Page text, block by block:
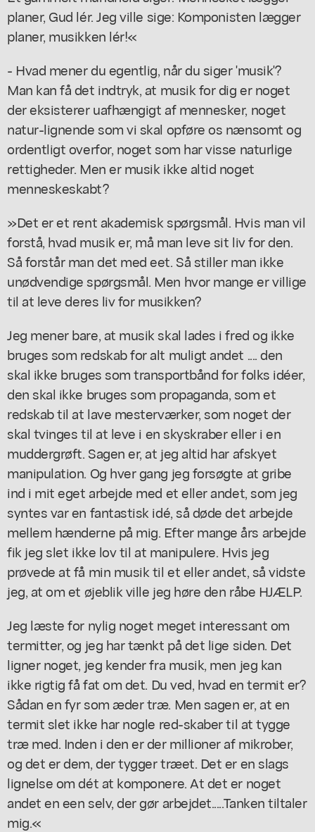
planer, Gud lér. Jeg ville sige: Komponisten lægger
planer, musikken lér!«
- Hvad mener du egentlig, når du siger 'musik'?
Man kan få det indtryk, at musik for dig er noget
der eksisterer uafhængigt af mennesker, noget
natur-lignende som vi skal opføre os nænsomt og
ordentligt overfor, noget som har visse naturlige
rettigheder. Men er musik ikke altid noget
menneskeskabt?
»Det er et rent akademisk spørgsmål. Hvis man vil
forstå, hvad musik er, må man leve sit liv for den.
Så forstår man det med eet. Så stiller man ikke
unødvendige spørgsmål. Men hvor mange er villige
til at leve deres liv for musikken?
Jeg mener bare, at musik skal lades i fred og ikke
bruges som redskab for alt muligt andet .... den
skal ikke bruges som transportbånd for folks idéer,
den skal ikke bruges som propaganda, som et
redskab til at lave mesterværker, som noget der
skal tvinges til at leve i en skyskraber eller i en
muddergrøft. Sagen er, at jeg altid har afskyet
manipulation. Og hver gang jeg forsøgte at gribe
ind i mit eget arbejde med et eller andet, som jeg
syntes var en fantastisk idé, så døde det arbejde
mellem hænderne på mig. Efter mange års arbejde
fik jeg slet ikke lov til at manipulere. Hvis jeg
prøvede at få min musik til et eller andet, så vidste
jeg, at om et øjeblik ville jeg høre den råbe HJÆLP.
Jeg læste for nylig noget meget interessant om
termitter, og jeg har tænkt på det lige siden. Det
ligner noget, jeg kender fra musik, men jeg kan
ikke rigtig få fat om det. Du ved, hvad en termit er?
Sådan en fyr som æder træ. Men sagen er, at en
termit slet ikke har nogle red-skaber til at tygge
træ med. Inden i den er der millioner af mikrober,
og det er dem, der tygger træet. Det er en slags
lignelse om dét at komponere. At det er noget
andet en een selv, der gør arbejdet.....Tanken tiltaler
mig.«